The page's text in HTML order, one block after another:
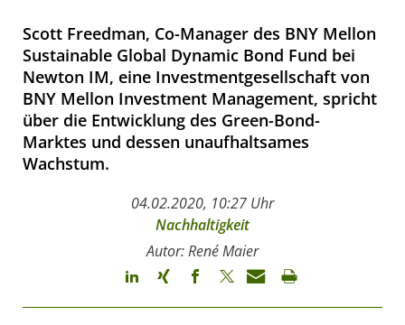
Scott Freedman, Co-Manager des BNY Mellon
Sustainable Global Dynamic Bond Fund bei
Newton IM, eine Investmentgesellschaft von
BNY Mellon Investment Management, spricht
über die Entwicklung des Green-Bond-
Marktes und dessen unaufhaltsames
Wachstum.
04.02.2020, 10:27 Uhr
Nachhaltigkeit
Autor: René Maier